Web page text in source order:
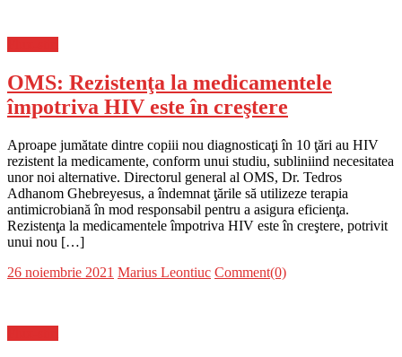
OMS: Rezistenţa la medicamentele
împotriva HIV este în creştere
Aproape jumătate dintre copiii nou diagnosticaţi în 10 ţări au HIV
rezistent la medicamente, conform unui studiu, subliniind necesitatea
unor noi alternative. Directorul general al OMS, Dr. Tedros
Adhanom Ghebreyesus, a îndemnat ţările să utilizeze terapia
antimicrobiană în mod responsabil pentru a asigura eficienţa.
Rezistenţa la medicamentele împotriva HIV este în creştere, potrivit
unui nou […]
Posted
26 noiembrie 2021 Author
Marius Leontiuc Comment(0)